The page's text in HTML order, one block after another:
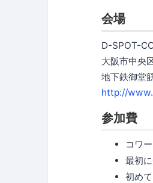
会場
D-SPOT-
大阪市中央
地下鉄御堂
http://
参加費
コワ
最初
初め